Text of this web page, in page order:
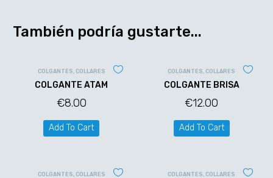
También podría gustarte...
COLGANTES COLLARES
COLGANTE ATAM
€8.00
Add To Cart
COLGANTES COLLARES
COLGANTE BRISA
€12.00
Add To Cart
COLGANTES COLLARES COLGANTES COLLARES